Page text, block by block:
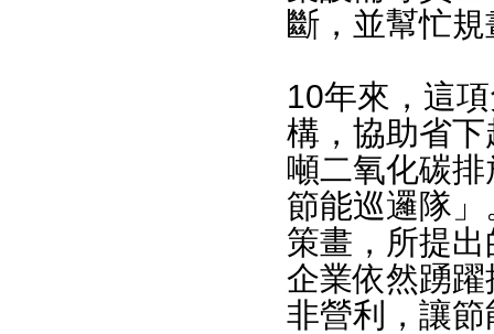
斷，並幫忙
10年來，這
構，協助省
噸二氧化碳
節能巡邏隊
策畫，所提
企業依然踴
非營利，讓